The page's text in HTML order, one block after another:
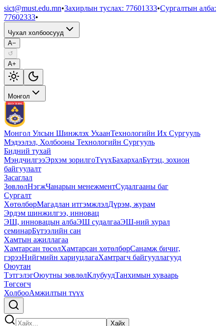
sict@must.edu.mn•Захирлын туслах: 77601333•Сургалтын алба:
77602333•
Чухал холбоосууд
A−
↺
A+
Монгол
Монгол Улсын Шинжлэх УхаанТехнологийн Их Сургууль
Мэдээлэл, Холбооны Технологийн Сургууль
Бидний тухай
МэндчилгээЭрхэм зорилгоТүүхБахархалБүтэц, зохион
байгуулалт
Засаглал
ЗөвлөлНэгжЧанарын менежментСудалгааны баг
Сургалт
ХөтөлбөрМагадлан итгэмжлэлДүрэм, журам
Эрдэм шинжилгээ, инновац
ЭШ, инновацын албаЭШ судалгааЭШ-ний хурал
семинарБүтээлийн сан
Хамтын ажиллагаа
Хамтарсан төсөлХамтарсан хөтөлбөрСанамж бичиг,
гэрээНийгмийн хариуцлагаХамтрагч байгууллагууд
Оюутан
ТэтгэлэгОюутны зөвлөлКлубуудТанхимын хуваарь
Төгсөгч
ХолбооАмжилтын түүх
Хайх